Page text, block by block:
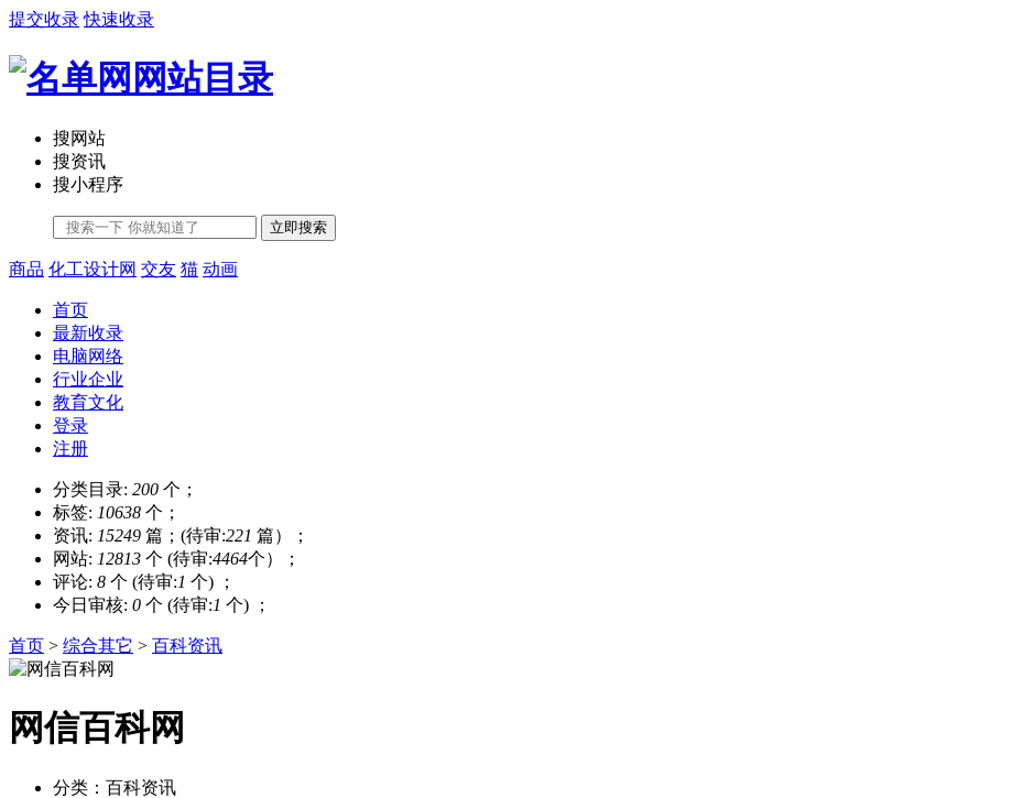
提交收录 快速收录
搜网站
搜资讯
搜小程序
立即搜索
商品 化工设计网 交友 猫 动画
首页
最新收录
电脑网络
行业企业
教育文化
登录
注册
分类目录: 200 个；
标签: 10638 个；
资讯: 15249 篇；(待审:221 篇）；
网站: 12813 个 (待审:4464个）；
评论: 8 个 (待审:1 个) ；
今日审核: 0 个 (待审:1 个) ；
首页 > 综合其它 > 百科资讯
网信百科网
分类：百科资讯